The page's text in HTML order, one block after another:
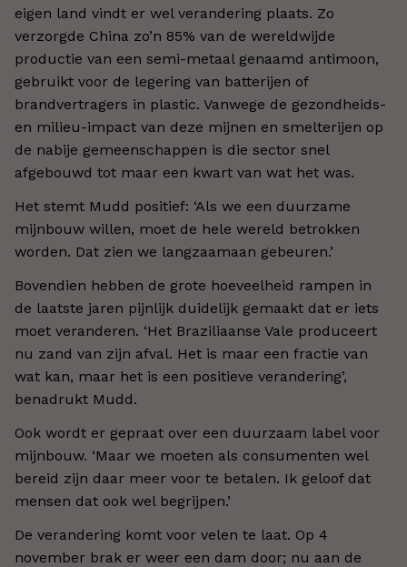
eigen land vindt er wel verandering plaats. Zo
verzorgde China zo’n 85% van de wereldwijde
productie van een semi-metaal genaamd antimoon,
gebruikt voor de legering van batterijen of
brandvertragers in plastic. Vanwege de gezondheids-
en milieu-impact van deze mijnen en smelterijen op
de nabije gemeenschappen is die sector snel
afgebouwd tot maar een kwart van wat het was.
Het stemt Mudd positief: ‘Als we een duurzame
mijnbouw willen, moet de hele wereld betrokken
worden. Dat zien we langzaamaan gebeuren.’
Bovendien hebben de grote hoeveelheid rampen in
de laatste jaren pijnlijk duidelijk gemaakt dat er iets
moet veranderen. ‘Het Braziliaanse Vale produceert
nu zand van zijn afval. Het is maar een fractie van
wat kan, maar het is een positieve verandering’,
benadrukt Mudd.
Ook wordt er gepraat over een duurzaam label voor
mijnbouw. ‘Maar we moeten als consumenten wel
bereid zijn daar meer voor te betalen. Ik geloof dat
mensen dat ook wel begrijpen.’
De verandering komt voor velen te laat. Op 4
november brak er weer een dam door; nu aan de